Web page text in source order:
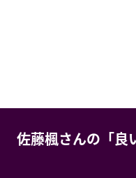
佐藤楓さんの「良